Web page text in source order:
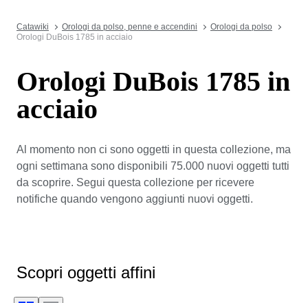
Catawiki Orologi da polso, penne e accendini
Orologi da polso
Orologi DuBois 1785 in acciaio
Orologi DuBois 1785 in
acciaio
Al momento non ci sono oggetti in questa collezione, ma
ogni settimana sono disponibili 75.000 nuovi oggetti tutti
da scoprire. Segui questa collezione per ricevere
notifiche quando vengono aggiunti nuovi oggetti.
Scopri oggetti affini